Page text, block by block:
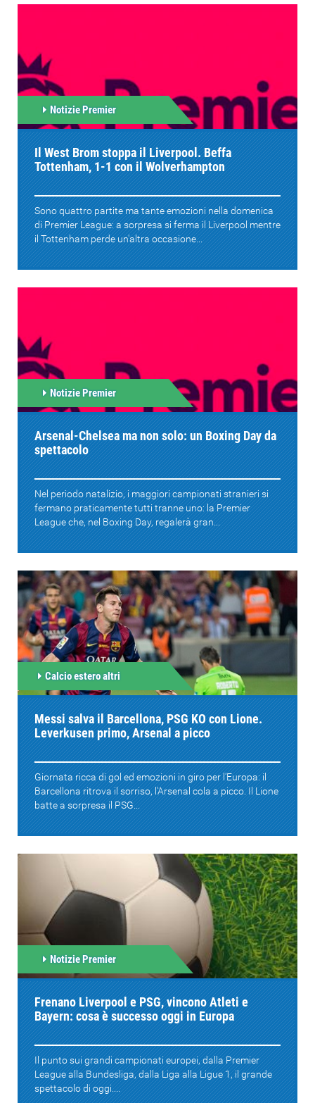
Notizie Premier
Il West Brom stoppa il Liverpool. Beffa
Tottenham, 1-1 con il Wolverhampton
Sono quattro partite ma tante emozioni nella domenica
di Premier League: a sorpresa si ferma il Liverpool mentre
il Tottenham perde un'altra occasione...
Notizie Premier
Arsenal-Chelsea ma non solo: un Boxing Day da
spettacolo
Nel periodo natalizio, i maggiori campionati stranieri si
fermano praticamente tutti tranne uno: la Premier
League che, nel Boxing Day, regalerà gran...
Calcio estero altri
Messi salva il Barcellona, PSG KO con Lione.
Leverkusen primo, Arsenal a picco
Giornata ricca di gol ed emozioni in giro per l'Europa: il
Barcellona ritrova il sorriso, l'Arsenal cola a picco. Il Lione
batte a sorpresa il PSG...
Notizie Premier
Frenano Liverpool e PSG, vincono Atleti e
Bayern: cosa è successo oggi in Europa
Il punto sui grandi campionati europei, dalla Premier
League alla Bundesliga, dalla Liga alla Ligue 1, il grande
spettacolo di oggi....